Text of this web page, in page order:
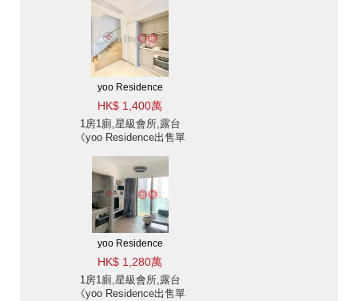
yoo Residence
HK$ 1,400萬
1房1廁,星級會所,露台
《yoo Residence出售單
yoo Residence
HK$ 1,280萬
1房1廁,星級會所,露台
《yoo Residence出售單